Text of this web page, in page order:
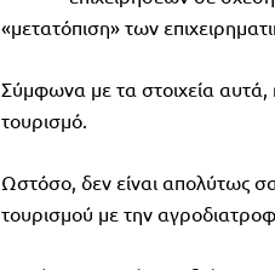
«μετατόπιση» των
Σύμφωνα με τα στοιχεία αυτά,
τουρισμό.
Ωστόσο, δεν είναι απολύτως
τουρισμού με την